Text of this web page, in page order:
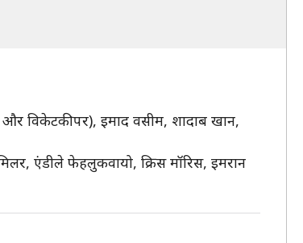
विकेटकीपर), इमाद वसीम, शादाब खान,
एंडीले फेहलुकवायो, क्रिस मॉरिस, इमरान